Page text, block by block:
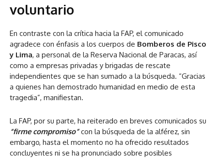
voluntario
En contraste con la crítica hacia la FAP, el comunicado
agradece con énfasis a los cuerpos de Bomberos de Pisco
y Lima, a personal de la Reserva Nacional de Paracas, así
como a empresas privadas y brigadas de rescate
independientes que se han sumado a la búsqueda. “Gracias
a quienes han demostrado humanidad en medio de esta
tragedia”, manifiestan.
La FAP, por su parte, ha reiterado en breves comunicados su
“firme compromiso”con la búsqueda de la alférez, sin
embargo, hasta el momento no ha ofrecido resultados
concluyentes ni se ha pronunciado sobre posibles